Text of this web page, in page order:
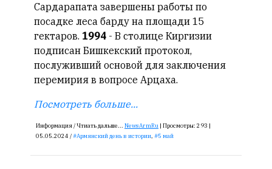
Сардарапата завершены работы по
посадке леса барду на площади 15
гектаров. 1994 - В столице Киргизии
подписан Бишкекский протокол,
послуживший основой для заключения
перемирия в вопросе Арцаха.
Посмотреть больше...
Информация /Чтиать дальше... NewsArmRu | Просмотры: 293 |
05.05.2024 /
Армянский день в истории, 5 май